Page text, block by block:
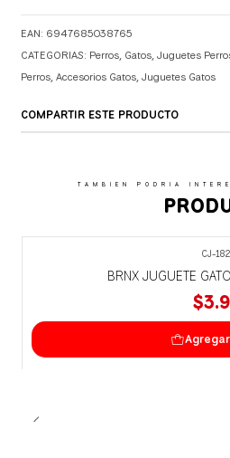
EAN: 6947685038765
CATEGORIAS: Perros, Gatos,Juguetes
Perros,Accesorios Gatos,Juguetes Gatos
COMPARTIR ESTE PRODUCTO
TAMBIEN PODRIA
CJ-182
BRNX JUGUETE